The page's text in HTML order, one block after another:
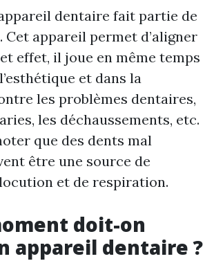
dentaire fait partie de
Cet appareil permet d’aligner
effet, il joue en même temps
et dans la
les problèmes dentaires,
les déchaussements, etc.
que des dents mal
être une source de
et de respiration.
doit-on
appareil dentaire ?